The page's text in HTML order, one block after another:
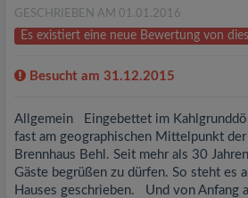
GESCHRIEBEN AM 01.01.2016
Es existiert eine neue Bewertung von
Besucht am 31.12.2015
Allgemein Eingebettet im
fast am geographischen Mittelpunkt
Brennhaus Behl. Seit mehr als 30
Gäste begrüßen zu dürfen. So steht es
Hauses geschrieben. Und von Anfang